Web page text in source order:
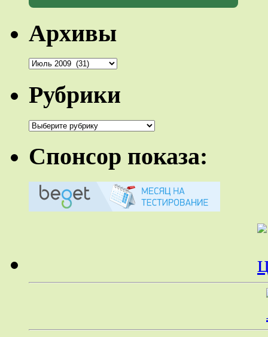
Архивы
Архивы
Рубрики
Рубрики
Спонсор показа: